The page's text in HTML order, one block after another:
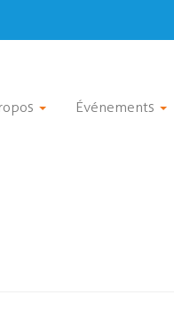
Événements